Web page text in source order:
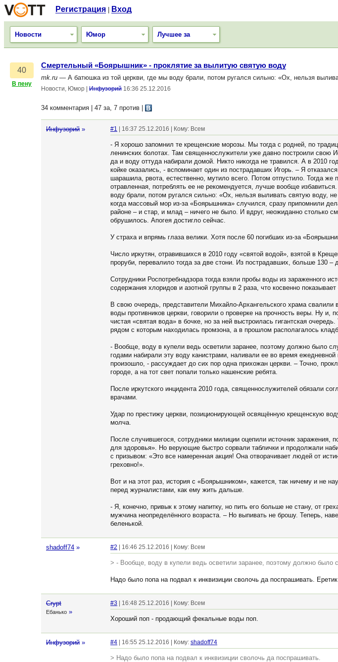
Регистрация Вход
Новости Юмор Лучшее за
40
В пену
Смертельный «Боярышник» - проклятие за вылитую святую воду
mk.ru — А батюшка из той церкви, где мы воду брали, потом ругался сильно: «Ох, нельзя
Новости, Юмор Инфузорий 16:36 25.12.2016
34 комментария | 47 за, 7 против
Инфузорий » #1 | 16:37 25.12.2016 | Кому: Всем
- Я хорошо запомнил те крещенские морозы. Мы тогда с родней, по
ленинских болотах. Там священнослужители уже давно построили свою
да и воду оттуда набирали домой. Никто никогда не травился. А в 2010
койке оказались, - вспоминает один из пострадавших Игорь. – Я
шарашила, рвота, естественно, мутило всего. Потом отпустило. Тогда же
отравленная, потреблять ее не рекомендуется, лучше вообще
воду брали, потом ругался сильно: «Ох, нельзя выливать святую воду,
когда массовый мор из-за «Боярышника» случился, сразу припомнили
районе – и стар, и млад – ничего не было. И вдруг, неожиданно столько
обрушилось. Апогея достигло сейчас.
У страха и впрямь глаза велики. Хотя после 60 погибших из-за
Число иркутян, отравившихся в 2010 году «святой водой», взятой в
проруби, перевалило тогда за две стони. Из пострадавших, больше 130
Сотрудники Роспотребнадзора тогда взяли пробы воды из зараженного
содержания хлоридов и азотной группы в 2 раза, что косвенно
В свою очередь, представители Михайло-Архангельского храма
воды противников церкви, говорили о проверке на прочность веры. Ну
чистая «святая вода» в бочке, но за ней выстроилась гигантская
рядом с которым находилась промзона, а в прошлом располагалось
- Вообще, воду в купели ведь осветили заранее, поэтому должно было
годами набирали эту воду канистрами, наливали ее во время
произошло, - рассуждает до сих пор одна прихожан церкви. – Точно,
городе, а на тот свет попали только нашенские ребята.
После иркутского инцидента 2010 года, священнослужителей обязали
врачами.
Удар по престижу церкви, позиционирующей освящённую крещенскую
молча.
После случившегося, сотрудники милиции оцепили источник
для здоровья». Но верующие быстро сорвали таблички и продолжали
с призывом: «Это все намеренная акция! Она отворачивает людей от
греховно!».
Вот и на этот раз, история с «Боярышником», кажется, так ничему и не
перед журналистами, как ему жить дальше.
- Я, конечно, привык к этому напитку, но пить его больше не стану, от
мужчина неопределённого возраста. – Но выпивать не брошу. Теперь,
беленькой.
shadoff74 » #2 | 16:46 25.12.2016 | Кому: Всем
> - Вообще, воду в купели ведь осветили заранее, поэтому должно было
Надо было попа на подвал к инквизиции сволочь да поспрашивать.
Crypt
Ебанько »
#3 | 16:48 25.12.2016 | Кому: Всем
Хороший поп - продающий фекальные воды поп.
Инфузорий » #4 | 16:55 25.12.2016 | Кому: shadoff74
> Надо было попа на подвал к инквизиции сволочь да поспрашивать.